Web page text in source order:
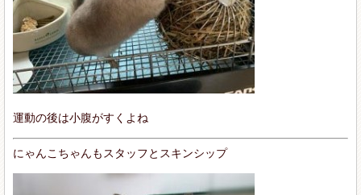
運動の後は小腹がすくよね
にゃんこちゃんもスタッフとスキンシップ